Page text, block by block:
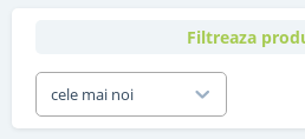
Filtreaza
cele mai noi